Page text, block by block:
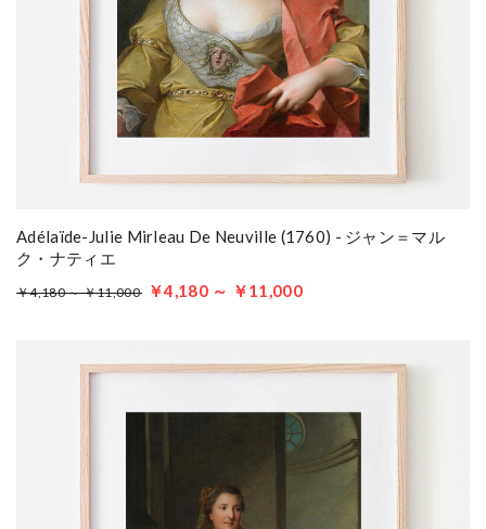
Adélaïde-Julie Mirleau De Neuville (1760) - ジャン＝マル
ク・ナティエ
￥4,180 ～ ￥11,000 ￥4,180 ～ ￥11,000